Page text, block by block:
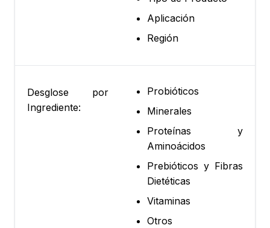
Aplicación
Región
Desglose por
Ingrediente:
Probióticos
Minerales
Proteínas y
Aminoácidos
Prebióticos y Fibras
Dietéticas
Vitaminas
Otros